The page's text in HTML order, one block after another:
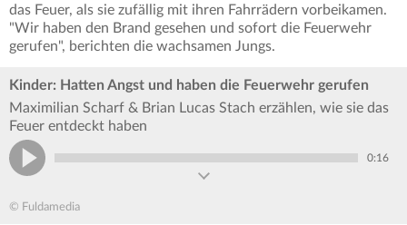
das Feuer, als sie zufällig mit ihren Fahrrädern vorbeikamen.
"Wir haben den Brand gesehen und sofort die Feuerwehr
gerufen", berichten die wachsamen Jungs.
Kinder: Hatten Angst und haben die Feuerwehr gerufen
Maximilian Scharf & Brian Lucas Stach erzählen, wie sie das
Feuer entdeckt haben
0:16
© Fuldamedia